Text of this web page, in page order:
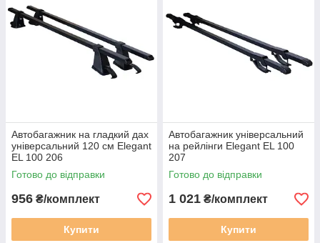
Автобагажник на гладкий дах
універсальний 120 см Elegant
EL 100 206
Готово до відправки
956 ₴/комплект
Купити
Автобагажник універсальний
на рейлінги Elegant EL 100
207
Готово до відправки
1 021 ₴/комплект
Купити